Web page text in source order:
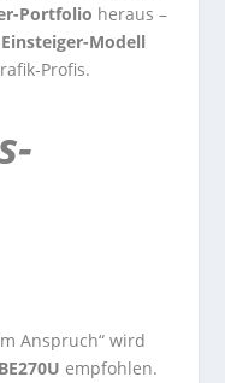
Portfolio heraus –
Einsteiger-Modell
Profis.
Anspruch“ wird
empfohlen.